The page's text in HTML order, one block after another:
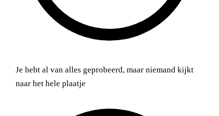
Je hebt al van alles geprobeerd, maar niemand kijkt
naar het hele plaatje